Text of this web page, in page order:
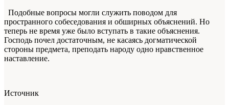
Подобные вопросы могли служить поводом для
пространного собеседования и обширных объяснений. Но
теперь не время уже было вступать в такие объяснения.
Господь почел достаточным, не касаясь догматической
стороны предмета, преподать народу одно нравственное
наставление.
Источник